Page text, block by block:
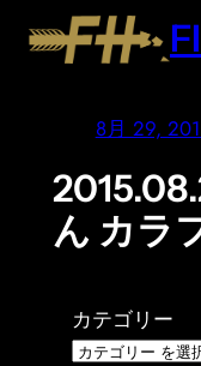
8月 29,
ん カラ
カテゴリー